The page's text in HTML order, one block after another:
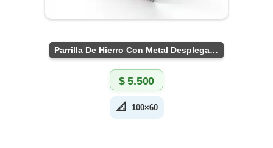
Parrilla De Hierro Con Metal Desplegado
$5.500
📐 100×60